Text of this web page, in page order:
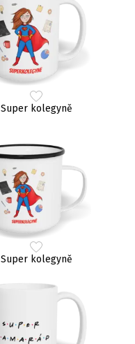
Super kolegyně
Super kolegyně